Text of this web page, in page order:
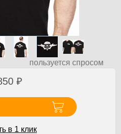
пользуется спросом
₽
в 1 клик